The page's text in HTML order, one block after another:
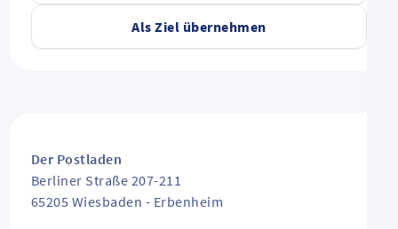
Als Ziel übernehmen
Der Postladen
Berliner Straße 207-211
65205 Wiesbaden - Erbenheim